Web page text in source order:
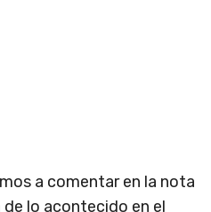
a comentar en la nota
lo acontecido en el